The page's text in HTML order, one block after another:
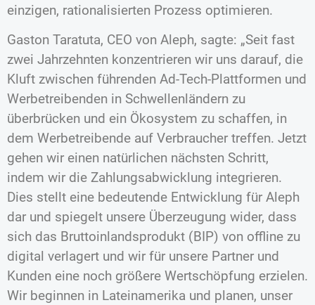
einzigen, rationalisierten Prozess optimieren.
Gaston Taratuta, CEO von Aleph, sagte: „Seit fast
zwei Jahrzehnten konzentrieren wir uns darauf, die
Kluft zwischen führenden Ad-Tech-Plattformen und
Werbetreibenden in Schwellenländern zu
überbrücken und ein Ökosystem zu schaffen, in
dem Werbetreibende auf Verbraucher treffen. Jetzt
gehen wir einen natürlichen nächsten Schritt,
indem wir die Zahlungsabwicklung integrieren.
Dies stellt eine bedeutende Entwicklung für Aleph
dar und spiegelt unsere Überzeugung wider, dass
sich das Bruttoinlandsprodukt (BIP) von offline zu
digital verlagert und wir für unsere Partner und
Kunden eine noch größere Wertschöpfung erzielen.
Wir beginnen in Lateinamerika und planen, unser